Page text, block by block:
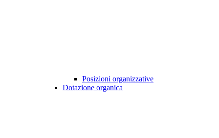
Posizioni organizzative
Dotazione organica